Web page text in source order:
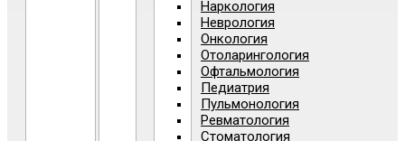
Наркология
Неврология
Онкология
Отоларингология
Офтальмология
Педиатрия
Пульмонология
Ревматология
Стоматология